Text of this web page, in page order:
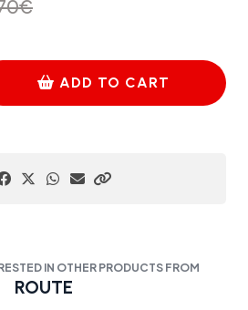
ADD TO CART
IN OTHER PRODUCTS FROM
ROUTE